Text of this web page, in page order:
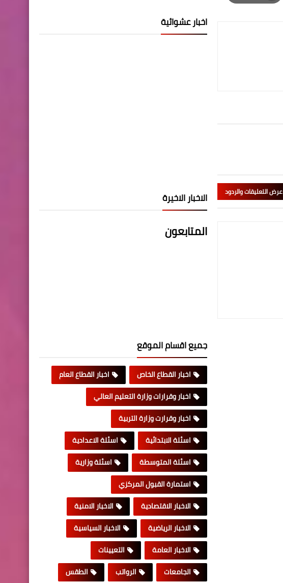
Print
عرض التعليقات والردود
اخبار عشوائية
الاخبار الاخيرة
المتابعون
جميع اقسام الموقع
اخبار القطاع الخاص
اخبار القطاع العام
اخبار وقرارات وزارة التعليم العالي
اخبار وقرارت وزارة التربية
اسئلة الابتدائية
اسئلة الاعدادية
اسئلة المتوسطة
اسئلة وزارية
استمارة القبول المركزي
الاخبار الاقتصادية
الاخبار الامنية
الاخبار الرياضية
الاخبار السياسية
الاخبار العامة
التعيينات
الجامعات
الرواتب الطقس